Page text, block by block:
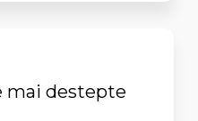
mai destepte